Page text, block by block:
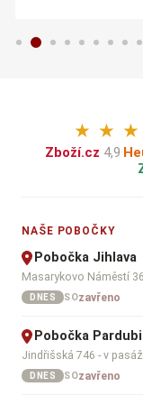
★ ★ ★
Zboží.cz 4,9·
NAŠE POBOČKY
Pobočka Jihlava
Masarykovo Náměstí
DNES SOzavřeno
Pobočka
Jindřišská 746 - v
DNES SOzavřeno